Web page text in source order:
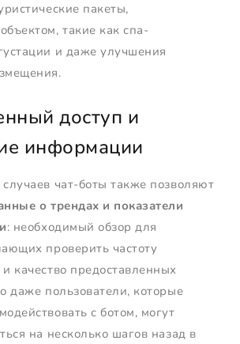
пакеты,
такие как спа-
и даже улучшения
доступ и
информации
чат-боты также позволяют
о трендах и показатели
: необходимый обзор для
проверить частоту
качество предоставленных
даже пользователи, которые
с ботом, могут
на несколько шагов назад в